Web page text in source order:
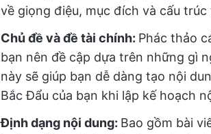
về giọng điệu, mục đích và cấu
Chủ đề và đề tài chính: Phác thảo
bạn nên đề cập dựa trên những gì
này sẽ giúp bạn dễ dàng tạo nội
Bắc Đẩu của bạn khi lập kế hoạch
Định dạng nội dung: Bao gồm bài